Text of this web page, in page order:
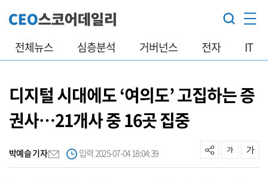
전체뉴스 심층분석 거버넌스 전자 IT
디지털 시대에도 ‘여의도’ 고집하는 증
권사…21개사 중 16곳 집중
박예슬 기자 입력 2025-07-04 18:04:39